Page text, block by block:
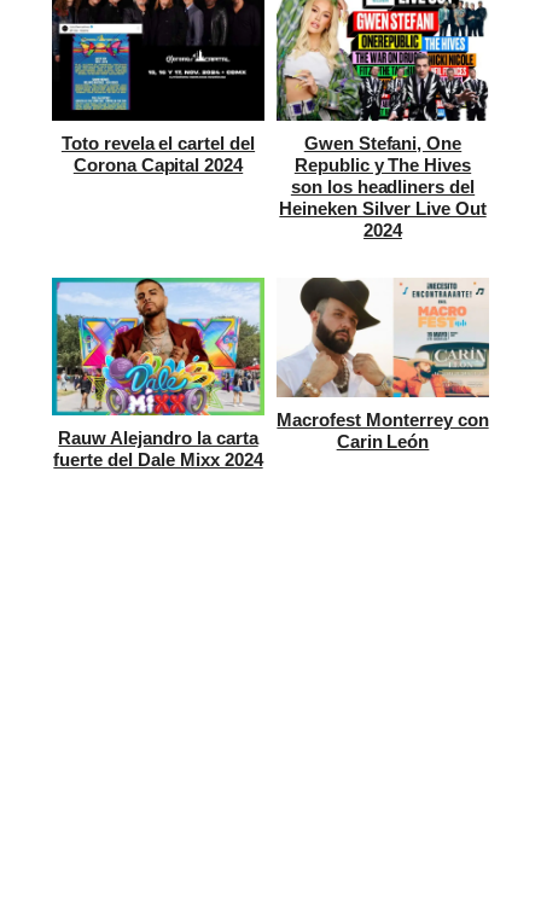
Toto revela el cartel del
Corona Capital 2024
Gwen Stefani, One
Republic y The Hives
son los headliners del
Heineken Silver Live Out
2024
Rauw Alejandro la carta
fuerte del Dale Mixx 2024
Macrofest Monterrey con
Carin León